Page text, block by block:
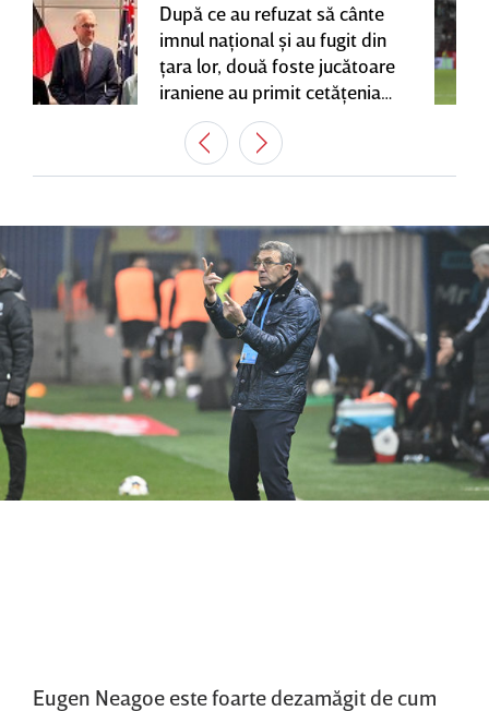
După ce au refuzat să cânte
imnul naţional şi au fugit din
ţara lor, două foste jucătoare
iraniene au primit cetăţenia
australiană
Eugen Neagoe este foarte dezamăgit de cum